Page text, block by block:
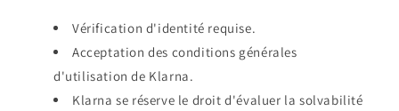
Vérification d'identité requise.
Acceptation des conditions générales
d'utilisation de Klarna.
Klarna se réserve le droit d'évaluer la solvabilité